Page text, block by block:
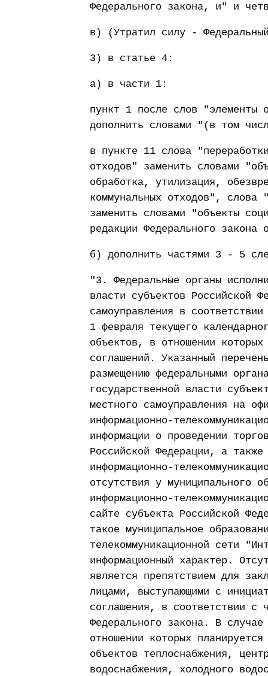
Федерального закона, и" и
в) (Утратил силу -
3) в статье 4:
а) в части 1:
пункт 1 после слов "элементы
дополнить словами "(в том
в пункте 11 слова
отходов" заменить словами
обработка, утилизация,
коммунальных отходов", слова
заменить словами "объекты
редакции Федерального
б) дополнить частями 3 - 5
"3. Федеральные органы
власти субъектов Российской
самоуправления в
1 февраля текущего
объектов, в отношении которых
соглашений. Указанный
размещению федеральными
государственной власти
местного самоуправления на
информационно-
информации о проведении
Российской Федерации, а
информационно-
отсутствия у муниципального
информационно-
сайте субъекта Российской
такое муниципальное
телекоммуникационной сети
информационный характер.
является препятствием для
лицами, выступающими с
соглашения, в соответствии с
Федерального закона. В
отношении которых
объектов теплоснабжения,
водоснабжения, холодного